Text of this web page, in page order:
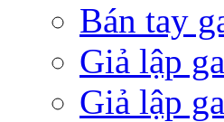
Bán tay
Giả lập
Giả lập